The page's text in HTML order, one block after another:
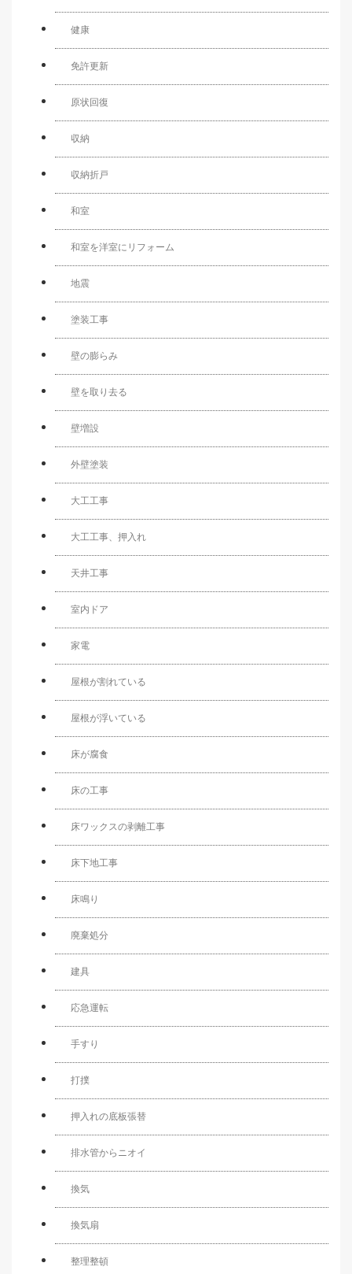
健康
免許更新
原状回復
収納
収納折戸
和室
和室を洋室にリフォーム
地震
塗装工事
壁の膨らみ
壁を取り去る
壁増設
外壁塗装
大工工事
大工工事、押入れ
天井工事
室内ドア
家電
屋根が割れている
屋根が浮いている
床が腐食
床の工事
床ワックスの剥離工事
床下地工事
床鳴り
廃棄処分
建具
応急運転
手すり
打撲
押入れの底板張替
排水管からニオイ
換気
換気扇
整理整頓